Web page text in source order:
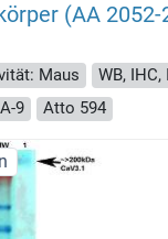
(AA
Maus WB, IHC,
9 Atto 594